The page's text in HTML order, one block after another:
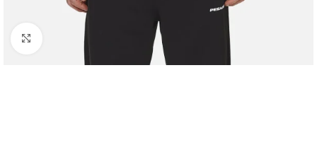
Click to enlarge